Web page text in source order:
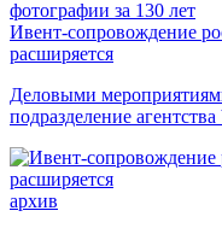
Ивент-сопровождение
расширяется
Деловыми
подразделение
архив